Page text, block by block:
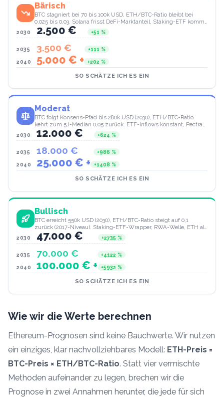
Bärisch
BTC stagniert bei 70 bis 100k USD, ETH/BTC-Ratio bleibt bei
0,025 bis 0,03. Solana frisst DeFi-Marktanteil, Staking-ETF kommt
nicht durch, Makro-Rezession bremst ETF-Inflows.
2030 2.500 € +51 %
2035 3.500 € +111 %
2040 5.000 € + +202 %
SO SCHÄTZE ICH ES EIN
Moderat
BTC folgt Konsens-Pfad bis 280k USD (2030), ETH/BTC-Ratio
kehrt zum 5J-Median 0,05 zurück. ETF-Inflows konstant, Pectra
wirkt, Layer-2 skaliert.
2030 12.000 € +624 %
2035 18.000 € +986 %
2040 25.000 € + +1408 %
SO SCHÄTZE ICH ES EIN
Bullisch
BTC erreicht 550k USD (2030), ETH/BTC-Ratio steigt auf 0,1
zurück (2017-Niveau). Staking-ETF-Wrapper, RWA-Welle, ETH als
Settlement-Layer für tokenisierte Assets.
2030 47.000 € +2735 %
2035 70.000 € +4122 %
2040 100.000 € + +5932 %
SO SCHÄTZE ICH ES EIN
Wie wir die Werte berechnen
Ethereum-Prognosen sind keine Bauchwerte. Wir nutzen
ein einziges, klar nachvollziehbares Modell: ETH-Preis =
BTC-Preis × ETH/BTC-Ratio. Statt vier vermischte
Methoden aufeinander zu legen, brechen wir die
Prognose in zwei Annahmen herunter, die jede für sich